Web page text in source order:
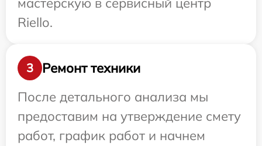
Riello.
3
Ремонт техники
После детального анализа мы
предоставим на утверждение смету
работ, график работ и начнем